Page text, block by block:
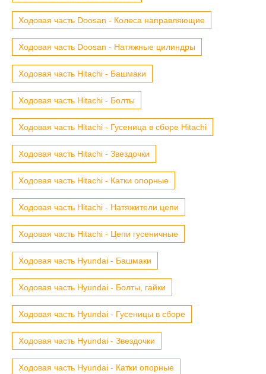
Ходовая часть Doosan - Колеса направляющие
Ходовая часть Doosan - Натяжные цилиндры
Ходовая часть Hitachi - Башмаки
Ходовая часть Hitachi - Болты
Ходовая часть Hitachi - Гусеница в сборе Hitachi
Ходовая часть Hitachi - Звездочки
Ходовая часть Hitachi - Катки опорные
Ходовая часть Hitachi - Натяжители цепи
Ходовая часть Hitachi - Цепи гусеничные
Ходовая часть Hyundai - Башмаки
Ходовая часть Hyundai - Болты, гайки
Ходовая часть Hyundai - Гусеницы в сборе
Ходовая часть Hyundai - Звездочки
Ходовая часть Hyundai - Катки опорные